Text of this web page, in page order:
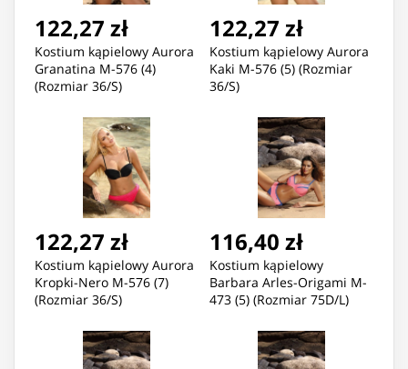
122,27 zł
Kostium kąpielowy Aurora
Granatina M-576 (4)
(Rozmiar 36/S)
122,27 zł
Kostium kąpielowy Aurora
Kaki M-576 (5) (Rozmiar
36/S)
122,27 zł
Kostium kąpielowy Aurora
Kropki-Nero M-576 (7)
(Rozmiar 36/S)
116,40 zł
Kostium kąpielowy
Barbara Arles-Origami M-
473 (5) (Rozmiar 75D/L)